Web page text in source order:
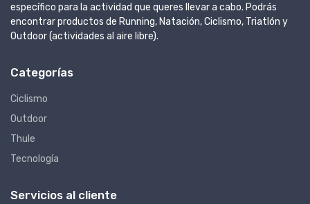
específico para la actividad que queres llevar a cabo. Podrás
encontrar productos de Running, Natación, Ciclismo, Triatlón y
Outdoor (actividades al aire libre).
Categorías
Ciclismo
Outdoor
Thule
Tecnología
Servicios al cliente